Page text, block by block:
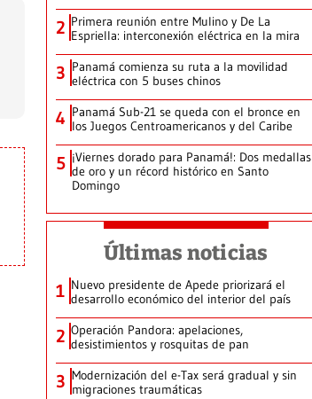
2 Primera reunión entre Mulino y De La
Espriella: interconexión eléctrica en la mira
3 Panamá comienza su ruta a la movilidad
eléctrica con 5 buses chinos
4 Panamá Sub-21 se queda con el bronce en
los Juegos Centroamericanos y del Caribe
5 ¡Viernes dorado para Panamá!: Dos medallas
de oro y un récord histórico en Santo
Domingo
Últimas noticias
1 Nuevo presidente de Apede priorizará el
desarrollo económico del interior del país
2 Operación Pandora: apelaciones,
desistimientos y rosquitas de pan
3 Modernización del e-Tax será gradual y sin
migraciones traumáticas